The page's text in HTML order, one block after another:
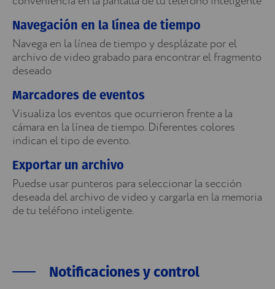
Navegación en la línea de tiempo
Navega en la línea de tiempo y desplázate por el
archivo de video grabado para encontrar el fragmento
deseado
Marcadores de eventos
Visualiza los eventos que ocurrieron frente a la
cámara en la línea de tiempo. Diferentes colores
indican el tipo de evento.
Exportar un archivo
Puedse usar punteros para seleccionar la sección
deseada del archivo de video y cargarla en la memoria
de tu teléfono inteligente.
Notificaciones y control